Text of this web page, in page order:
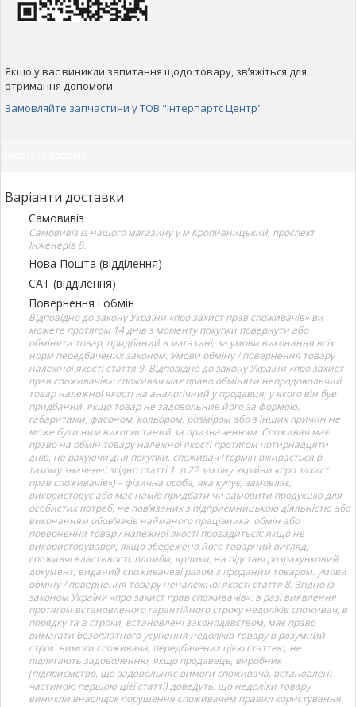
Якщо у вас виникли запитання щодо товару, зв’яжіться для
отримання допомоги.
Замовляйте запчастини у ТОВ "Інтерпартс Центр"
Варіанти доставки
Самовивіз
Самовивіз із нашого магазину у м Кропивницький, проспект
Інженерів 8.
Нова Пошта (відділення)
САТ (відділення)
Повернення і обмін
Відповідно до закону України «про захист прав споживачів» ви
можете протягом 14 днів з моменту покупки повернути або
обміняти товар, придбаний в магазині, за умови виконання всіх
норм передбачених законом. Умови обміну / повернення товару
належної якості стаття 9. Відповідно до закону України «про захист
прав споживачів»: споживач має право обміняти непродовольчий
товар належної якості на аналогічний у продавця, у якого він був
придбаний, якщо товар не задовольнив його за формою,
габаритами, фасоном, кольором, розміром або з інших причин не
може бути ним використаний за призначенням. Споживач має
право на обмін товару належної якості протягом чотирнадцяти
днів, не рахуючи дня покупки. споживач (термін вживається в
такому значенні згідно статті 1. п.22 закону України «про захист
прав споживачів») – фізична особа, яка купує, замовляє,
використовує або має намір придбати чи замовити продукцію для
особистих потреб, не пов’язаних з підприємницькою діяльністю або
виконанням обов’язків найманого працівника. обмін або
повернення товару належної якості провадиться: якщо не
використовувався; якщо збережено його товарний вигляд,
споживчі властивості, пломби, ярлики; на підставі розрахунковий
документ, виданий споживачеві разом з проданим товаром. умови
обміну / повернення товару неналежної якості стаття 8. Згідно із
законом України «про захист прав споживачів»: в разі виявлення
протягом встановленого гарантійного строку недоліків споживач, в
порядку та в строки, встановлені законодавством, має право
вимагати безоплатного усунення недоліків товару в розумний
строк. вимоги споживача, передбачених цією статтею, не
підлягають задоволенню, якщо продавець, виробник
(підприємство, що задовольняє вимоги споживача, встановлені
частиною першою цієї статті) доведуть, що недоліки товару
виникли внаслідок порушення споживачем правил користування